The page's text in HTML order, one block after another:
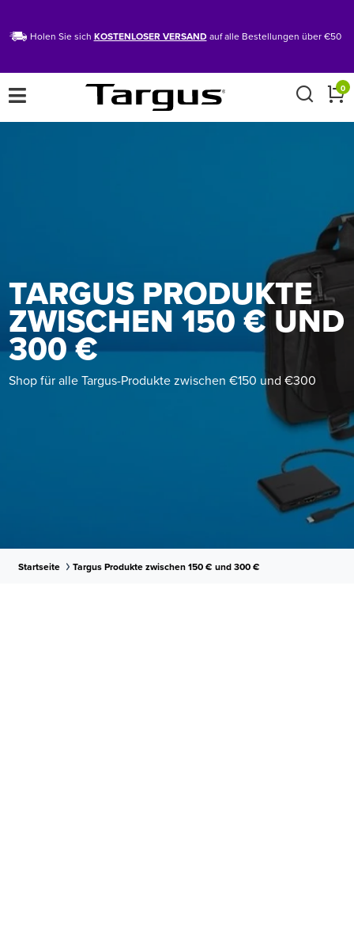
Holen Sie sich KOSTENLOSER VERSAND auf alle Bestellungen über €50
× 0
TARGUS PRODUKTE
ZWISCHEN 150 € UND
300 €
Shop für alle Targus-Produkte zwischen €150 und €300
Startseite Targus Produkte zwischen 150 € und 300 €